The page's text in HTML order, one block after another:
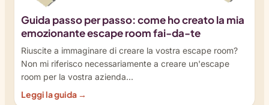
Guida passo per passo: come ho creato la mia
emozionante escape room fai-da-te
Riuscite a immaginare di creare la vostra escape room?
Non mi riferisco necessariamente a creare un'escape
room per la vostra azienda...
Leggi la guida →